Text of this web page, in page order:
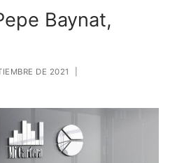
Baynat,
DE 2021